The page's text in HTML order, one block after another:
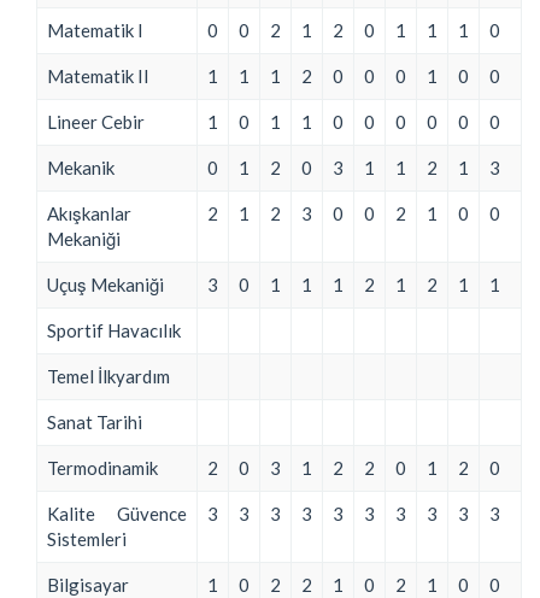
Matematik I 0 0 2 1 2 0 1 1 1 0
Matematik II 1 1 1 2 0 0 0 1 0 0
Lineer Cebir 1 0 1 1 0 0 0 0 0 0
Mekanik 0 1 2 0 3 1 1 2 1 3
Akışkanlar
Mekaniği
2 1 2 3 0 0 2 1 0 0
Uçuş Mekaniği 3 0 1 1 1 2 1 2 1 1
Sportif Havacılık
Temel İlkyardım
Sanat Tarihi
Termodinamik 2 0 3 1 2 2 0 1 2 0
Kalite Güvence
Sistemleri
3 3 3 3 3 3 3 3 3 3
Bilgisayar
1 0 2 2 1 0 2 1 0 0